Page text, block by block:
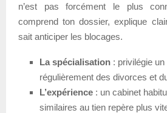
n’est pas forcément le plus
comprend ton dossier, explique
sait anticiper les blocages.
La spécialisation : privilégie
régulièrement des divorces et
L’expérience : un cabinet
similaires au tien repère plus